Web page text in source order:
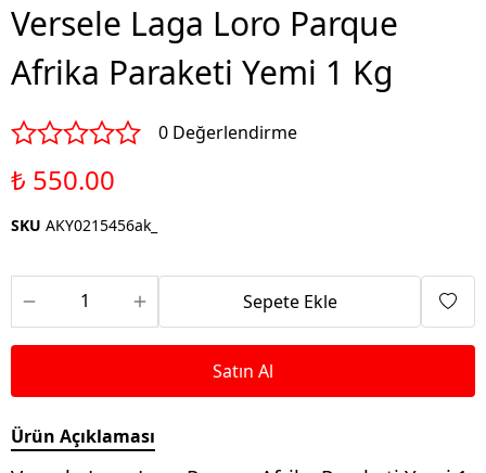
Versele Laga Loro Parque
Afrika Paraketi Yemi 1 Kg
0 Değerlendirme
₺ 550.00
SKU AKY0215456ak_
Sepete Ekle
Satın Al
Ürün Açıklaması